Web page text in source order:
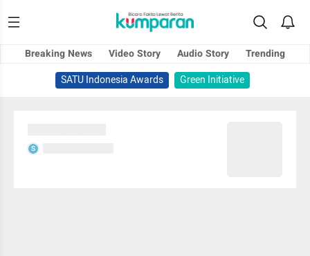
Breaking News Video Story Audio Story
Trending
SATU Indonesia Awards
Green Initiative
S